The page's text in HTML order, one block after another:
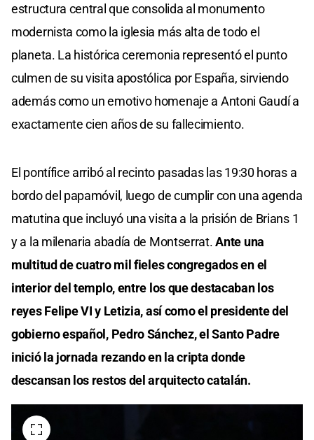
estructura central que consolida al monumento
modernista como la iglesia más alta de todo el
planeta. La histórica ceremonia representó el punto
culmen de su visita apostólica por España, sirviendo
además como un emotivo homenaje a Antoni Gaudí a
exactamente cien años de su fallecimiento.
El pontífice arribó al recinto pasadas las 19:30 horas a
bordo del papamóvil, luego de cumplir con una agenda
matutina que incluyó una visita a la prisión de Brians 1
y a la milenaria abadía de Montserrat.Ante una
multitud de cuatro mil fieles congregados en el
interior del templo, entre los que destacaban los
reyes Felipe VI y Letizia, así como el presidente del
gobierno español, Pedro Sánchez, el Santo Padre
inició la jornada rezando en la cripta donde
descansan los restos del arquitecto catalán.